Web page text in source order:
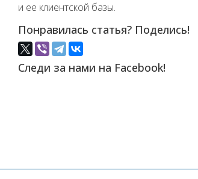
и ее клиентской базы.
Понравилась статья? Поделись!
Следи за нами на Facebook!